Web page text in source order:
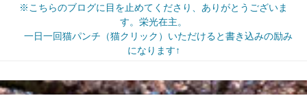
※こちらのブログに目を止めてくださり、ありがとうございま
す。栄光在主。
一日一回猫パンチ（猫クリック）いただけると書き込みの励み
になります↑